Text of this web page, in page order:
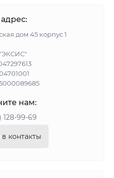
дом 45 корпус 1
нам:
128-99-69
контакты